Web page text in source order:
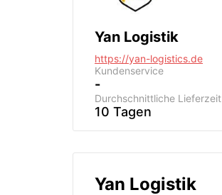
Yan Logistik
https://yan-logistics.de
Kundenservice
-
Durchschnittliche Lieferzeit
10 Tagen
Yan Logistik